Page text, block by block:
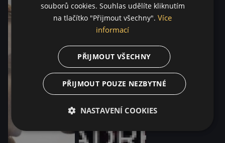
souborů cookies. Souhlas udělíte kliknutím
na tlačítko "Přijmout všechny". Více
informací
PŘIJMOUT VŠECHNY
PŘIJMOUT POUZE NEZBYTNÉ
NASTAVENÍ COOKIES